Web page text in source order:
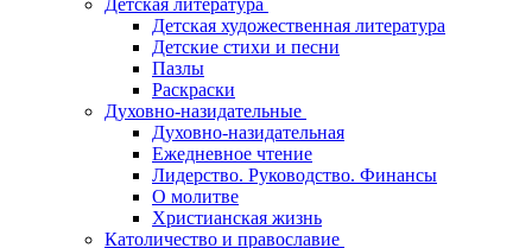
Детская литература
Детская художественная литература
Детские стихи и песни
Пазлы
Раскраски
Духовно-назидательные
Духовно-назидательная
Ежедневное чтение
Лидерство. Руководство. Финансы
О молитве
Христианская жизнь
Католичество и православие